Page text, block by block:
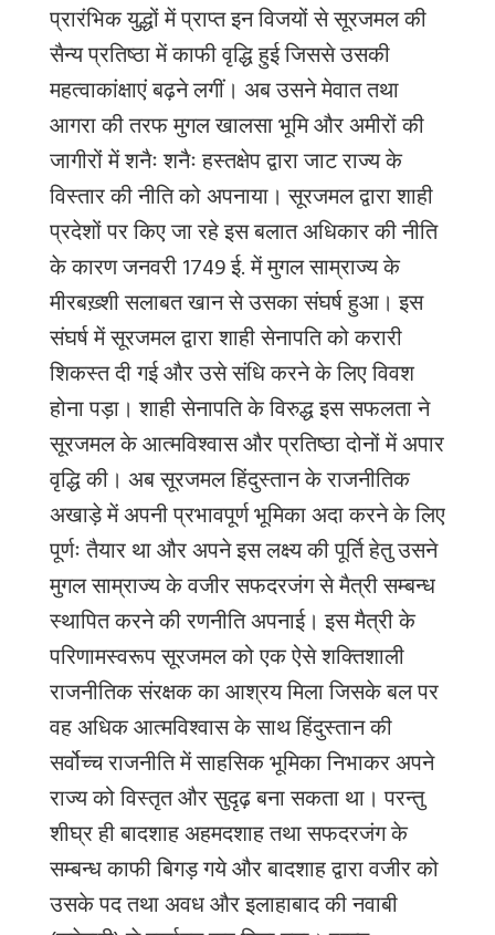
प्रारंभिकयुद्धों में प्राप्त इन विजयों से सूरजमल की
सैन्य प्रतिष्ठा में काफी वृद्धि हुई जिससे उसकी
महत्वाकांक्षाएं बढ़ने लगीं। अब उसने मेवात तथा
आगरा की तरफ मुगल खालसा भूमि और अमीरों की
जागीरों में शनैः शनैः हस्तक्षेप द्वारा जाट राज्य के
विस्तार की नीति को अपनाया। सूरजमल द्वारा शाही
प्रदेशों पर किए जा रहे इस बलात अधिकार की नीति
के कारण जनवरी 1749 ई. में मुगल साम्राज्य के
मीरबख़्शी सलाबत खान से उसका संघर्ष हुआ। इस
संघर्ष में सूरजमल द्वारा शाही सेनापति को करारी
शिकस्त दी गई और उसे संधि करने के लिए विवश
होना पड़ा। शाही सेनापति के विरुद्ध इस सफलता ने
सूरजमल के आत्मविश्वास और प्रतिष्ठा दोनों में अपार
वृद्धि की। अब सूरजमल हिंदुस्तान के राजनीतिक
अखाड़े में अपनी प्रभावपूर्ण भूमिका अदा करने के लिए
पूर्णः तैयार था और अपने इस लक्ष्य की पूर्ति हेतु उसने
मुगल साम्राज्य के वजीर सफदरजंग से मैत्री सम्बन्ध
स्थापित करने की रणनीति अपनाई। इस मैत्री के
परिणामस्वरूप सूरजमल को एक ऐसे शक्तिशाली
राजनीतिक संरक्षक का आश्रय मिला जिसके बल पर
वह अधिक आत्मविश्वास के साथ हिंदुस्तान की
सर्वोच्च राजनीति में साहसिक भूमिका निभाकर अपने
राज्य को विस्तृत और सुदृढ़ बना सकता था। परन्तु
शीघ्र ही बादशाह अहमदशाह तथा सफदरजंग के
सम्बन्ध काफी बिगड़ गये और बादशाह द्वारा वजीर को
उसके पद तथा अवध और इलाहाबाद की नवाबी